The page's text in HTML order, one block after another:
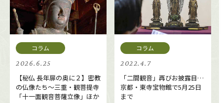
2026.6.25
【秘仏 長年扉の奥に２】密教
の仏像たち～三重・観菩提寺
「十一面観音菩薩立像」ほか
2022.4.7
「二間観音」再びお披露目…
京都・東寺宝物館で5月25日
まで